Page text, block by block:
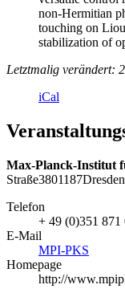
non-Hermitian
touching on
stabilization of
Letztmalig verändert:
iCal
Max-Planck-Institut
Straße3801187Dresden
Telefon
+ 49 (0)351 871
E-Mail
MPI-PKS
Homepage
http://